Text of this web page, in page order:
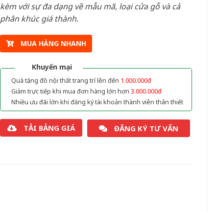
kèm với sự đa dạng về mẫu mã, loại cửa gỗ và cả
phân khúc giá thành.
MUA HÀNG NHANH
Khuyến mại
Quà tặng đồ nội thất trang trí lên đến 1.000.000đ
Giảm trực tiếp khi mua đơn hàng lớn hơn 3.000.000đ
Nhiều ưu đãi lớn khi đăng ký tài khoản thành viên thân thiết
TẢI BẢNG GIÁ ĐĂNG KÝ TƯ VẤN